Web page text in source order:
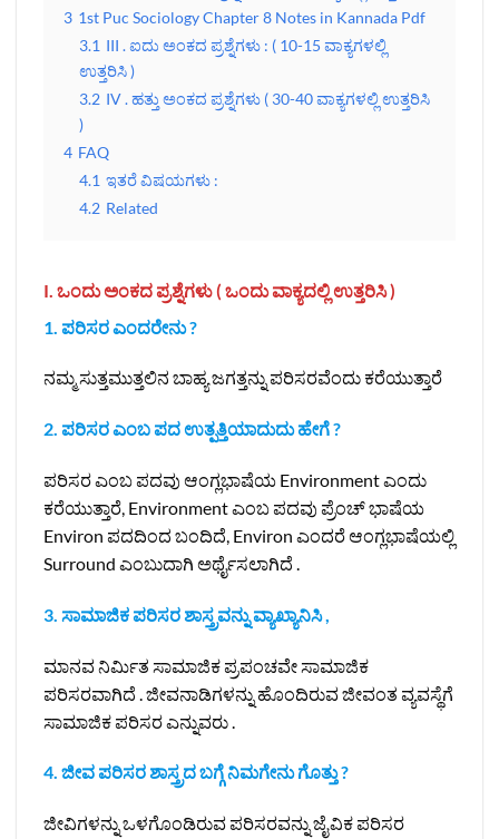
3 1st Puc Sociology Chapter 8 Notes in Kannada Pdf
3.1 III . ಐದು ಅಂಕದ ಪ್ರಶ್ನೆಗಳು : ( 10-15 ವಾಕ್ಯಗಳಲ್ಲಿ
ಉತ್ತರಿಸಿ )
3.2 IV . ಹತ್ತು ಅಂಕದ ಪ್ರಶ್ನೆಗಳು ( 30-40 ವಾಕ್ಯಗಳಲ್ಲಿ ಉತ್ತರಿಸಿ
)
4 FAQ
4.1 ಇತರೆ ವಿಷಯಗಳು :
4.2 Related
I. ಒಂದು ಅಂಕದ ಪ್ರಶ್ನೆಗಳು ( ಒಂದು ವಾಕ್ಯದಲ್ಲಿ ಉತ್ತರಿಸಿ )
1. ಪರಿಸರ ಎಂದರೇನು ?
ನಮ್ಮ ಸುತ್ತಮುತ್ತಲಿನ ಬಾಹ್ಯ ಜಗತ್ತನ್ನು ಪರಿಸರವೆಂದು ಕರೆಯುತ್ತಾರೆ
2. ಪರಿಸರ ಎಂಬ ಪದ ಉತ್ಪತ್ತಿಯಾದುದು ಹೇಗೆ ?
ಪರಿಸರ ಎಂಬ ಪದವು ಆಂಗ್ಲಭಾಷೆಯ Environment ಎಂದು
ಕರೆಯುತ್ತಾರೆ, Environment ಎಂಬ ಪದವು ಪ್ರೆಂಚ್‌ ಭಾಷೆಯ
Environ ಪದದಿಂದ ಬಂದಿದೆ, Environ ಎಂದರೆ ಆಂಗ್ಲಭಾಷೆಯಲ್ಲಿ
Surround ಎಂಬುದಾಗಿ ಅರ್ಥೈಸಲಾಗಿದೆ .
3. ಸಾಮಾಜಿಕ ಪರಿಸರ ಶಾಸ್ತ್ರವನ್ನು ವ್ಯಾಖ್ಯಾನಿಸಿ ,
ಮಾನವ ನಿರ್ಮಿತ ಸಾಮಾಜಿಕ ಪ್ರಪಂಚವೇ ಸಾಮಾಜಿಕ
ಪರಿಸರವಾಗಿದೆ . ಜೀವನಾಡಿಗಳನ್ನು ಹೊಂದಿರುವ ಜೀವಂತ ವ್ಯವಸ್ಥೆಗೆ
ಸಾಮಾಜಿಕ ಪರಿಸರ ಎನ್ನುವರು .
4. ಜೀವ ಪರಿಸರ ಶಾಸ್ತ್ರದ ಬಗ್ಗೆ ನಿಮಗೇನು ಗೊತ್ತು ?
ಜೀವಿಗಳನ್ನು ಒಳಗೊಂಡಿರುವ ಪರಿಸರವನ್ನು ಜೈವಿಕ ಪರಿಸರ